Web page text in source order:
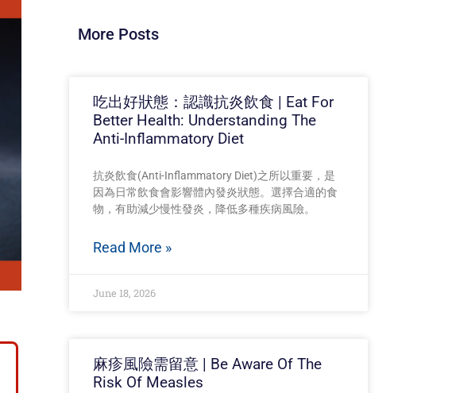
More Posts
吃出好狀態：認識抗炎飲食 | Eat For
Better Health: Understanding The
Anti-Inflammatory Diet
抗炎飲食(Anti-Inflammatory Diet)之所以重要，是
因為日常飲食會影響體內發炎狀態。選擇合適的食
物，有助減少慢性發炎，降低多種疾病風險。
Read More »
June 18, 2026
麻疹風險需留意 | Be Aware Of The
Risk Of Measles